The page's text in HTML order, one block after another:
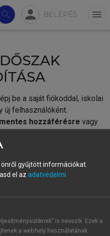
search person BELÉPÉS menu
be a saját fiókoddal, iskolai
új felhasználóként.
hozzáférésre vagy
létre új fiókot.
automatikusan
gyűjtött információkat.
el az adatvédelmi
is nevezik. Ezek a
a webhely használatának